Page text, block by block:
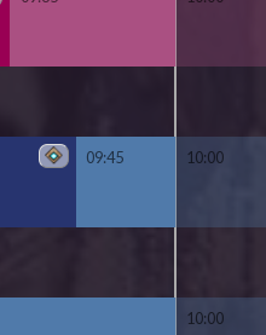
09:45 10:00
10:00